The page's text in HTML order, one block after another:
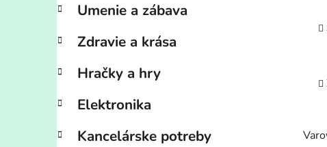
Umenie a zábava
Zdravie a krása
Hračky a hry
Elektronika
Kancelárske potreby